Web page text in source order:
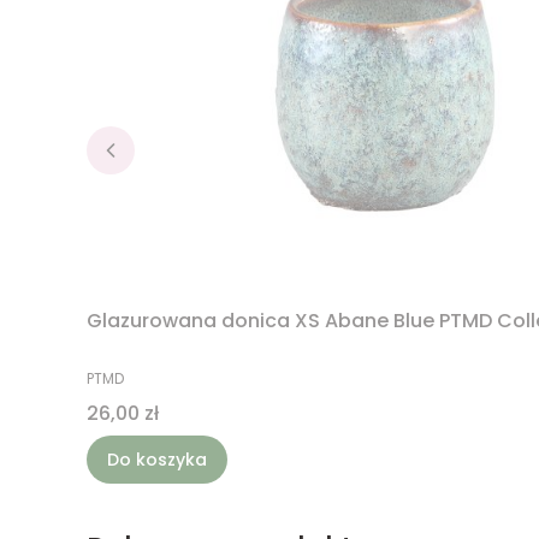
Glazurowana donica XS Abane Blue PTMD
PRODUCENT
PTMD
Cena
26,00 zł
Do koszyka